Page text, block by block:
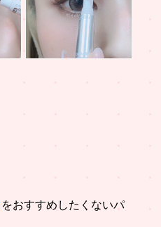
をおすすめしたくないパ